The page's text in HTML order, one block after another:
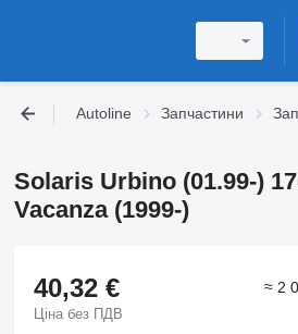
Autoline Запчастини
Solaris Urbino (01.99-)
Vacanza (1999-)
40,32 €
Ціна без ПДВ
≈ 2